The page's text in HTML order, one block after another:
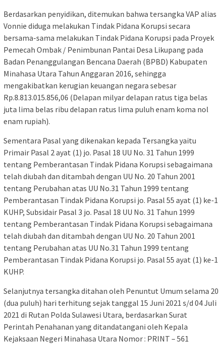
Berdasarkan penyidikan, ditemukan bahwa tersangka VAP alias
Vonnie diduga melakukan Tindak Pidana Korupsi secara
bersama-sama melakukan Tindak Pidana Korupsi pada Proyek
Pemecah Ombak / Penimbunan Pantai Desa Likupang pada
Badan Penanggulangan Bencana Daerah (BPBD) Kabupaten
Minahasa Utara Tahun Anggaran 2016, sehingga
mengakibatkan kerugian keuangan negara sebesar
Rp.8.813.015.856,06 (Delapan milyar delapan ratus tiga belas
juta lima belas ribu delapan ratus lima puluh enam koma nol
enam rupiah).
Sementara Pasal yang dikenakan kepada Tersangka yaitu
Primair Pasal 2 ayat (1) jo. Pasal 18 UU No. 31 Tahun 1999
tentang Pemberantasan Tindak Pidana Korupsi sebagaimana
telah diubah dan ditambah dengan UU No. 20 Tahun 2001
tentang Perubahan atas UU No.31 Tahun 1999 tentang
Pemberantasan Tindak Pidana Korupsi jo. Pasal 55 ayat (1) ke-1
KUHP, Subsidair Pasal 3 jo. Pasal 18 UU No. 31 Tahun 1999
tentang Pemberantasan Tindak Pidana Korupsi sebagaimana
telah diubah dan ditambah dengan UU No. 20 Tahun 2001
tentang Perubahan atas UU No.31 Tahun 1999 tentang
Pemberantasan Tindak Pidana Korupsi jo. Pasal 55 ayat (1) ke-1
KUHP.
Selanjutnya tersangka ditahan oleh Penuntut Umum selama 20
(dua puluh) hari terhitung sejak tanggal 15 Juni 2021 s/d 04 Juli
2021 di Rutan Polda Sulawesi Utara, berdasarkan Surat
Perintah Penahanan yang ditandatangani oleh Kepala
Kejaksaan Negeri Minahasa Utara Nomor : PRINT – 561